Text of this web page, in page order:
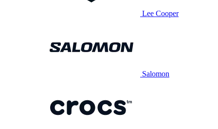
Lee Cooper
Salomon